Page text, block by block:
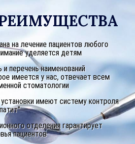
на лечение пациентов любого
уделяется детям
и перечень наименований
имеется у нас, отвечает всем
стоматологии
имеют систему контроля
отделения гарантирует
пациентов